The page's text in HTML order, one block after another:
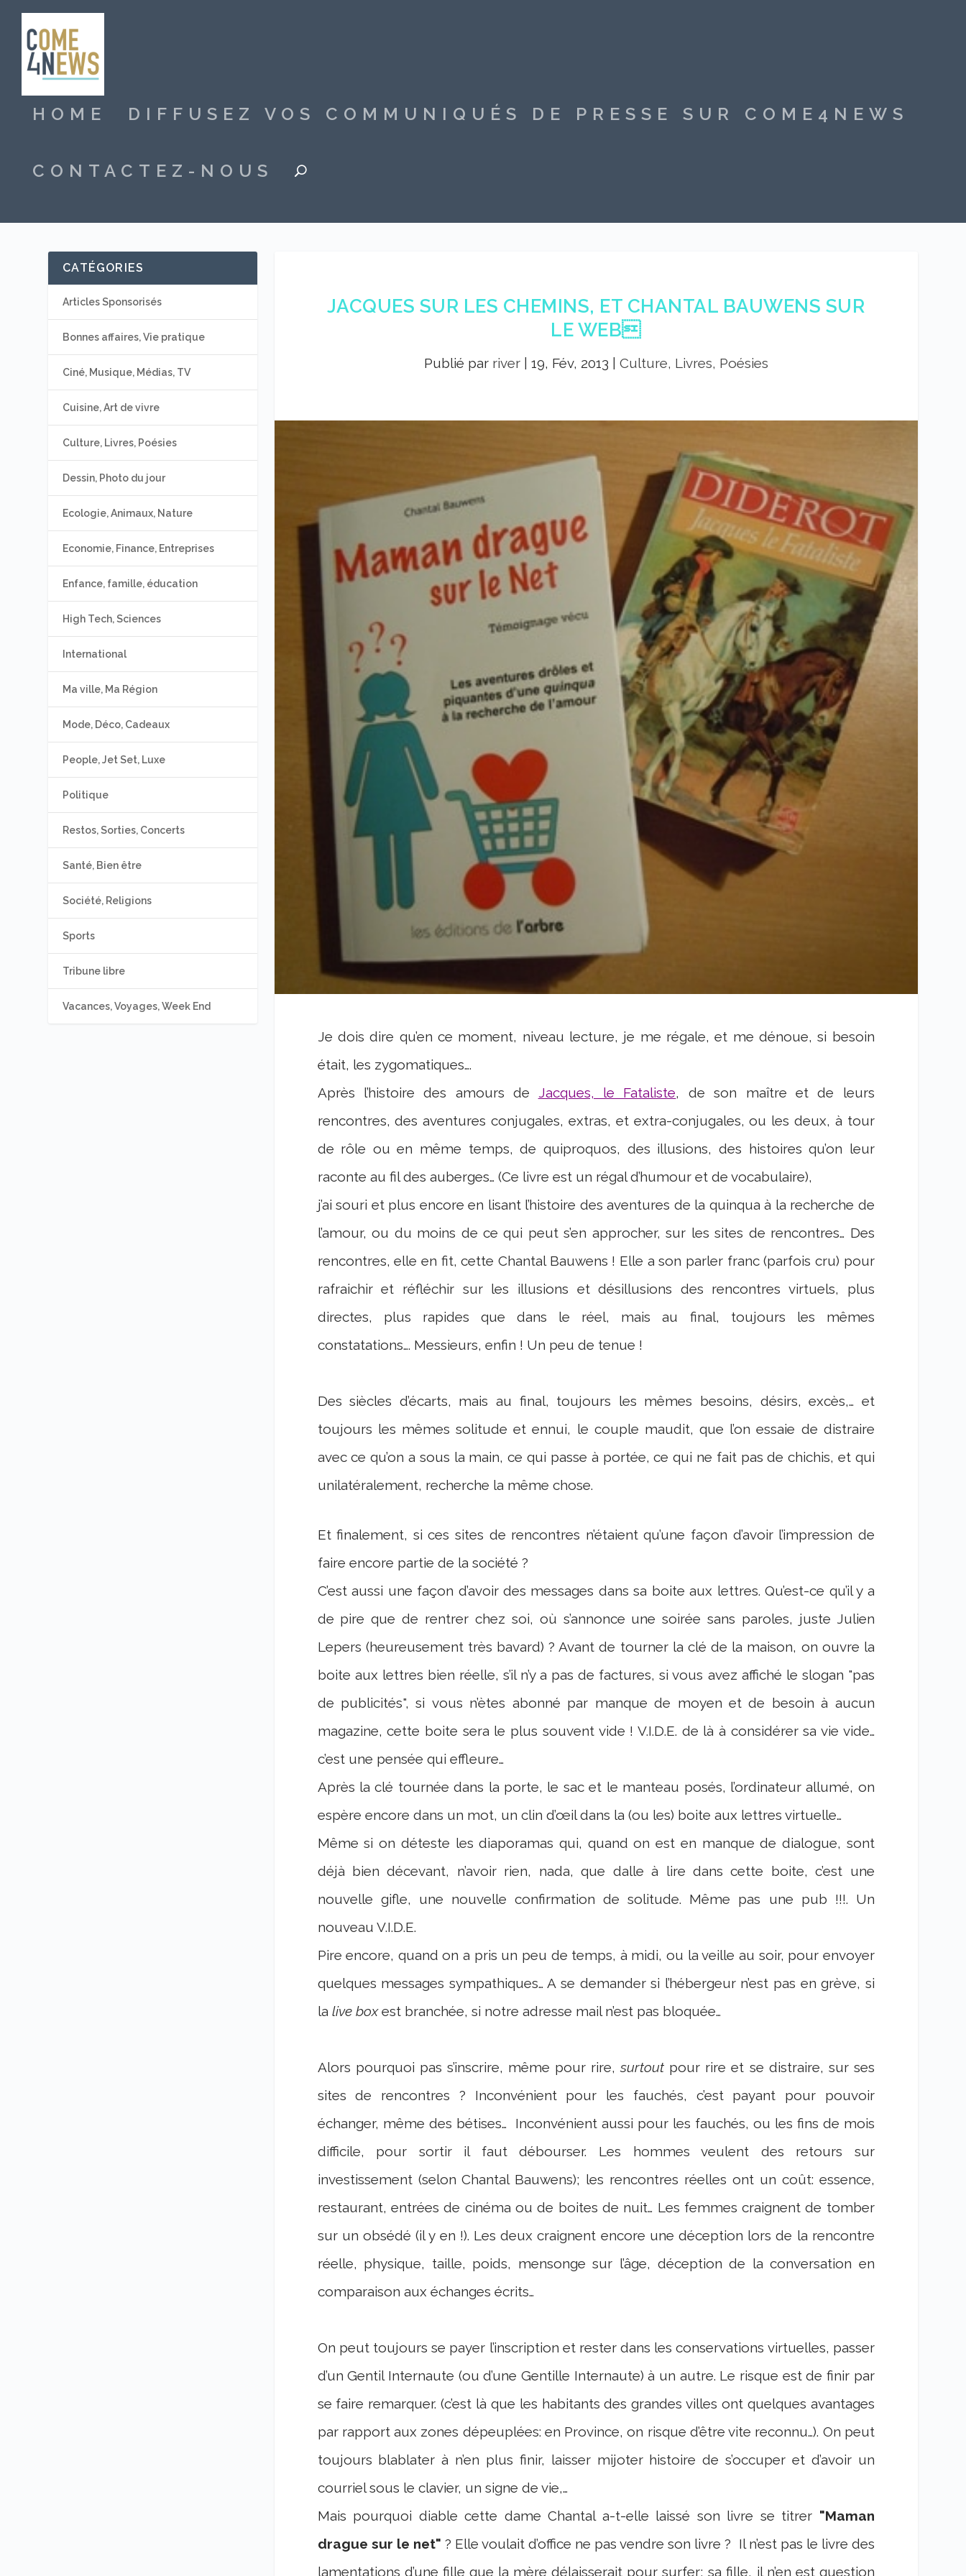
HOME DIFFUSEZ VOS COMMUNIQUÉS DE PRESSE SUR COME4NEWS
CONTACTEZ-NOUS
JACQUES SUR LES CHEMINS, ET CHANTAL BAUWENS SUR
LE WEB
Publié par river| 19, Fév, 2013 Culture, Livres, Poésies
Je dois dire qu’en ce moment, niveau lecture, je me régale, et me dénoue, si besoin
était, les zygomatiques….
Après l’histoire des amours de Jacques, le Fataliste, de son maître et de leurs
rencontres, des aventures conjugales, extras, et extra-conjugales, ou les deux, à tour
de rôle ou en même temps, de quiproquos, des illusions, des histoires qu’on leur
raconte au fil des auberges… (Ce livre est un régal d’humour et de vocabulaire),
j’ai souri et plus encore en lisant l’histoire des aventures de la quinqua à la recherche de
l’amour, ou du moins de ce qui peut s’en approcher, sur les sites de rencontres… Des
rencontres, elle en fit, cette Chantal Bauwens ! Elle a son parler franc (parfois cru) pour
rafraichir et réfléchir sur les illusions et désillusions des rencontres virtuels, plus
directes, plus rapides que dans le réel, mais au final, toujours les mêmes
constatations…. Messieurs, enfin ! Un peu de tenue !
Des siècles d’écarts, mais au final, toujours les mêmes besoins, désirs, excès,… et
toujours les mêmes solitude et ennui, le couple maudit, que l’on essaie de distraire
avec ce qu’on a sous la main, ce qui passe à portée, ce qui ne fait pas de chichis, et qui
unilatéralement, recherche la même chose.
Et finalement, si ces sites de rencontres n’étaient qu’une façon d’avoir l’impression de
faire encore partie de la société ?
C’est aussi une façon d’avoir des messages dans sa boite aux lettres. Qu’est-ce qu’il y a
de pire que de rentrer chez soi, où s’annonce une soirée sans paroles, juste Julien
Lepers (heureusement très bavard) ? Avant de tourner la clé de la maison, on ouvre la
boite aux lettres bien réelle, s’il n’y a pas de factures, si vous avez affiché le slogan "pas
de publicités", si vous n’ètes abonné par manque de moyen et de besoin à aucun
magazine, cette boite sera le plus souvent vide ! V.I.D.E. de là à considérer sa vie vide…
c’est une pensée qui effleure…
Après la clé tournée dans la porte, le sac et le manteau posés, l’ordinateur allumé, on
espère encore dans un mot, un clin d’œil dans la (ou les) boite aux lettres virtuelle…
Même si on déteste les diaporamas qui, quand on est en manque de dialogue, sont
déjà bien décevant, n’avoir rien, nada, que dalle à lire dans cette boite, c’est une
nouvelle gifle, une nouvelle confirmation de solitude. Même pas une pub !!!. Un
nouveau V.I.D.E.
Pire encore, quand on a pris un peu de temps, à midi, ou la veille au soir, pour envoyer
quelques messages sympathiques… A se demander si l’hébergeur n’est pas en grève, si
la live boxest branchée, si notre adresse mail n’est pas bloquée…
Alors pourquoi pas s’inscrire, même pour rire,surtout pour rire et se distraire, sur ses
sites de rencontres ? Inconvénient pour les fauchés, c’est payant pour pouvoir
échanger, même des bétises… Inconvénient aussi pour les fauchés, ou les fins de mois
difficile, pour sortir il faut débourser. Les hommes veulent des retours sur
investissement (selon Chantal Bauwens); les rencontres réelles ont un coût: essence,
restaurant, entrées de cinéma ou de boites de nuit… Les femmes craignent de tomber
sur un obsédé (il y en !). Les deux craignent encore une déception lors de la rencontre
réelle, physique, taille, poids, mensonge sur l’âge, déception de la conversation en
comparaison aux échanges écrits…
On peut toujours se payer l’inscription et rester dans les conservations virtuelles, passer
d’un Gentil Internaute (ou d’une Gentille Internaute) à un autre. Le risque est de finir par
se faire remarquer. (c’est là que les habitants des grandes villes ont quelques avantages
par rapport aux zones dépeuplées: en Province, on risque d’être vite reconnu…). On peut
toujours blablater à n’en plus finir, laisser mijoter histoire de s’occuper et d’avoir un
courriel sous le clavier, un signe de vie,…
Mais pourquoi diable cette dame Chantal a-t-elle laissé son livre se titrer "Maman
drague sur le net" ? Elle voulait d’office ne pas vendre son livre ? Il n’est pas le livre des
lamentations d’une fille que la mère délaisserait pour surfer; sa fille, il n’en est question
CATÉGORIES
Articles Sponsorisés
Bonnes affaires, Vie pratique
Ciné, Musique, Médias, TV
Cuisine, Art de vivre
Culture, Livres, Poésies
Dessin, Photo du jour
Ecologie, Animaux, Nature
Economie, Finance, Entreprises
Enfance, famille, éducation
High Tech, Sciences
International
Ma ville, Ma Région
Mode, Déco, Cadeaux
People, Jet Set, Luxe
Politique
Restos, Sorties, Concerts
Santé, Bien être
Société, Religions
Sports
Tribune libre
Vacances, Voyages, Week End